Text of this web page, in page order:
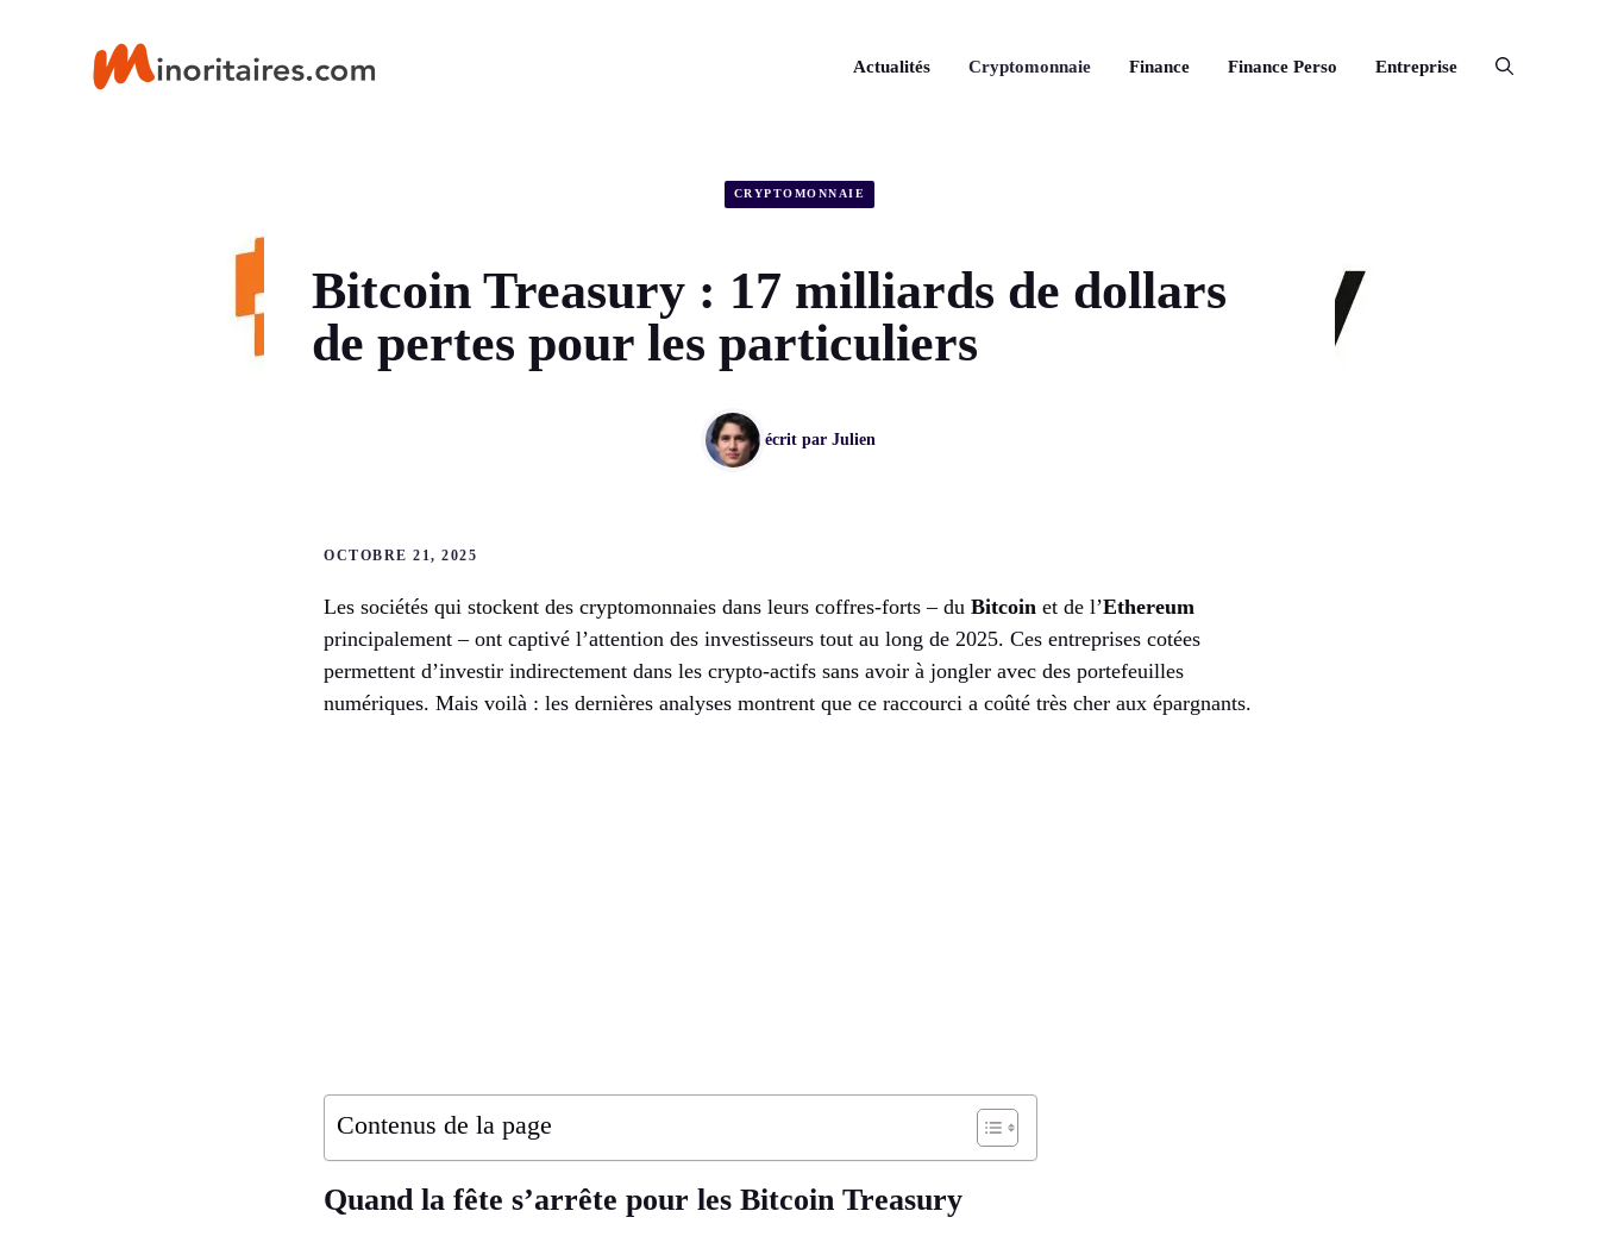
Actualités Cryptomonnaie Finance Finance Perso Entreprise
CRYPTOMONNAIE
Bitcoin Treasury : 17 milliards de dollars
de pertes pour les particuliers
écrit par Julien
OCTOBRE 21, 2025
Les sociétés qui stockent des cryptomonnaies dans leurs coffres-forts – du Bitcoin et de l’Ethereum
principalement – ont captivé l’attention des investisseurs tout au long de 2025. Ces entreprises cotées
permettent d’investir indirectement dans les crypto-actifs sans avoir à jongler avec des portefeuilles
numériques. Mais voilà : les dernières analyses montrent que ce raccourci a coûté très cher aux épargnants.
Contenus de la page
Quand la fête s’arrête pour les Bitcoin Treasury